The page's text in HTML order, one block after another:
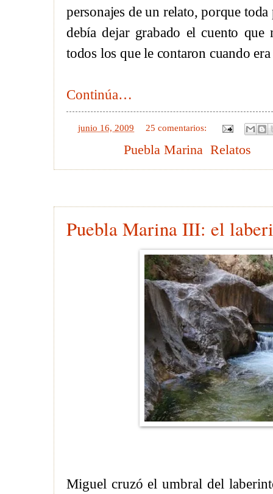
personajes de un relato, porque
debía dejar grabado el cuento que
todos los que le contaron cuando
Continúa…
junio 16, 2009 25 comentarios:
Puebla Marina Relatos
Puebla Marina III: el
Miguel cruzó el umbral del